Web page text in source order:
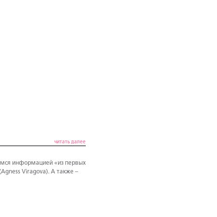
читать далее
информацией «из первых
Viragova). А также –